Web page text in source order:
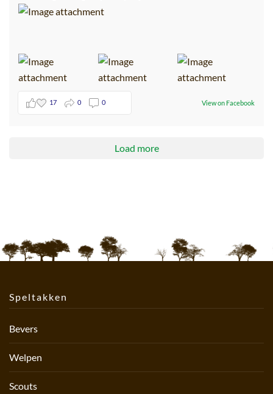
View on Facebook
17 0 0
Load more
Speltakken
Bevers
Welpen
Scouts